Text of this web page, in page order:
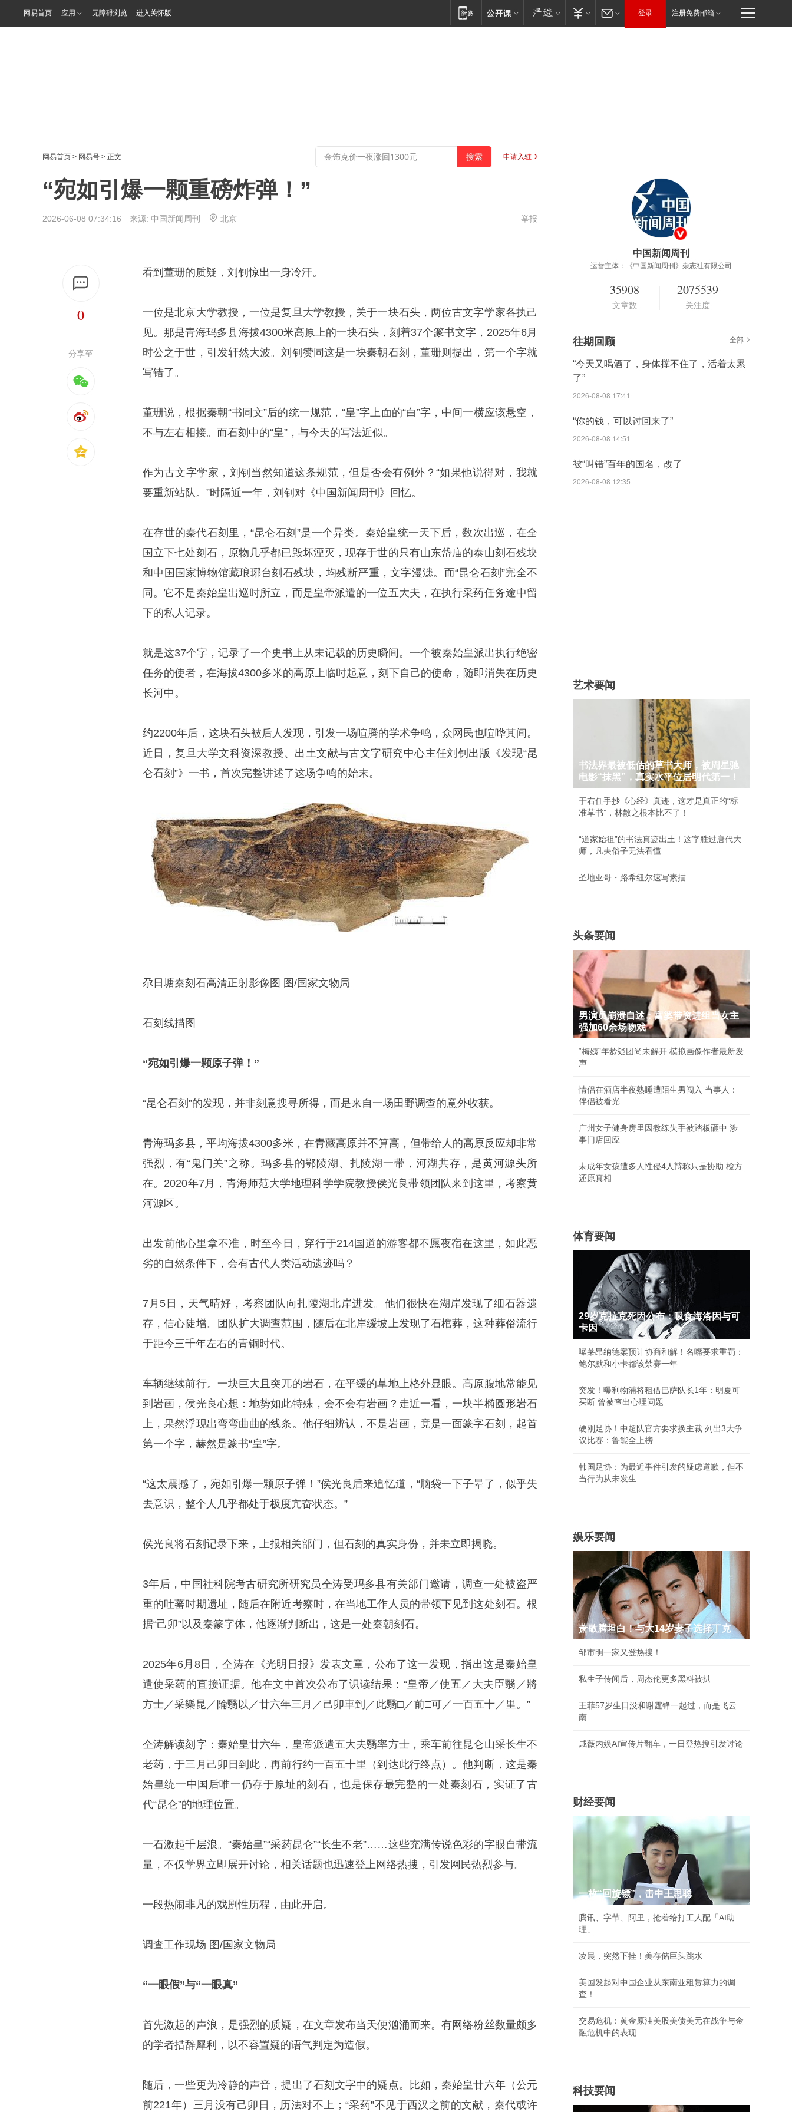
网易首页 应用 无障碍浏览 进入关怀版 登录 注册免费邮箱
网易首页 > 网易号 > 正文 申请入驻
“宛如引爆一颗重磅炸弹！”
2026-06-08 07:34:16 来源: 中国新闻周刊 北京 举报
0
分享至
看到董珊的质疑，刘钊惊出一身冷汗。
一位是北京大学教授，一位是复旦大学教授，关于一块石头，两位古文字学家各执己
见。那是青海玛多县海拔4300米高原上的一块石头，刻着37个篆书文字，2025年6月
时公之于世，引发轩然大波。刘钊赞同这是一块秦朝石刻，董珊则提出，第一个字就
写错了。
董珊说，根据秦朝“书同文”后的统一规范，“皇”字上面的“白”字，中间一横应该悬空，
不与左右相接。而石刻中的“皇”，与今天的写法近似。
作为古文字学家，刘钊当然知道这条规范，但是否会有例外？“如果他说得对，我就
要重新站队。”时隔近一年，刘钊对《中国新闻周刊》回忆。
在存世的秦代石刻里，“昆仑石刻”是一个异类。 秦始皇统一天下后，数次出巡，在全
国立下七处刻石，原物几乎都已毁坏湮灭，现存于世的只有山东岱庙的泰山刻石残块
和中国国家博物馆藏琅琊台刻石残块，均残断严重，文字漫漶。而“昆仑石刻”完全不
同。它不是秦始皇出巡时所立，而是皇帝派遣的一位五大夫，在执行采药任务途中留
下的私人记录。
就是这37个字，记录了一个史书上从未记载的历史瞬间。一个被秦始皇派出执行绝密
任务的使者，在海拔4300多米的高原上临时起意，刻下自己的使命，随即消失在历史
长河中。
约2200年后，这块石头被后人发现，引发一场喧腾的学术争鸣，众网民也喧哗其间。
近日，复旦大学文科资深教授、出土文献与古文字研究中心主任刘钊出版《发现“昆
仑石刻”》一书，首次完整讲述了这场争鸣的始末。
尕日塘秦刻石高清正射影像图 图/国家文物局
石刻线描图
“宛如引爆一颗原子弹！”
“昆仑石刻”的发现，并非刻意搜寻所得，而是来自一场田野调查的意外收获。
青海玛多县，平均海拔4300多米，在青藏高原并不算高，但带给人的高原反应却非常
强烈，有“鬼门关”之称。玛多县的鄂陵湖、扎陵湖一带，河湖共存，是黄河源头所
在。2020年7月，青海师范大学地理科学学院教授侯光良带领团队来到这里，考察黄
河源区。
出发前他心里拿不准，时至今日，穿行于214国道的游客都不愿夜宿在这里，如此恶
劣的自然条件下，会有古代人类活动遗迹吗？
7月5日，天气晴好，考察团队向扎陵湖北岸进发。他们很快在湖岸发现了细石器遗
存，信心陡增。团队扩大调查范围，随后在北岸缓坡上发现了石棺葬，这种葬俗流行
于距今三千年左右的青铜时代。
车辆继续前行。一块巨大且突兀的岩石，在平缓的草地上格外显眼。高原腹地常能见
到岩画，侯光良心想：地势如此特殊，会不会有岩画？走近一看，一块半椭圆形岩石
上，果然浮现出弯弯曲曲的线条。他仔细辨认，不是岩画，竟是一面篆字石刻，起首
第一个字，赫然是篆书“皇”字。
“这太震撼了，宛如引爆一颗原子弹！”侯光良后来追忆道，“脑袋一下子晕了，似乎失
去意识，整个人几乎都处于极度亢奋状态。”
侯光良将石刻记录下来，上报相关部门，但石刻的真实身份，并未立即揭晓。
3年后，中国社科院考古研究所研究员仝涛受玛多县有关部门邀请，调查一处被盗严
重的吐蕃时期遗址，随后在附近考察时，在当地工作人员的带领下见到这处刻石。根
据“己卯”以及秦篆字体，他逐渐判断出，这是一处秦朝刻石。
2025年6月8日，仝涛在《光明日报》发表文章，公布了这一发现，指出这是秦始皇
遣使采药的直接证据。他在文中首次公布了识读结果：“皇帝／使五／大夫臣翳／將
方士／采樂昆／陯翳以／廿六年三月／己卯車到／此翳□／前□可／一百五十／里。”
仝涛解读刻字：秦始皇廿六年，皇帝派遣五大夫翳率方士，乘车前往昆仑山采长生不
老药，于三月己卯日到此，再前行约一百五十里（到达此行终点）。他判断，这是秦
始皇统一中国后唯一仍存于原址的刻石，也是保存最完整的一处秦刻石，实证了古
代“昆仑”的地理位置。
一石激起千层浪。“秦始皇”“采药昆仑”“长生不老”……这些充满传说色彩的字眼自带流
量，不仅学界立即展开讨论，相关话题也迅速登上网络热搜，引发网民热烈参与。
一段热闹非凡的戏剧性历程，由此开启。
调查工作现场 图/国家文物局
“一眼假”与“一眼真”
首先激起的声浪，是强烈的质疑，在文章发布当天便汹涌而来。有网络粉丝数量颇多
的学者措辞犀利，以不容置疑的语气判定为造假。
随后，一些更为冷静的声音，提出了石刻文字中的疑点。比如，秦始皇廿六年（公元
前221年）三月没有己卯日，历法对不上；“采药”不见于西汉之前的文献，秦代或许
中国新闻周刊
运营主体：《中国新闻周刊》杂志社有限公司
35908
文章数
2075539
关注度
往期回顾 全部
“今天又喝酒了，身体撑不住了，活着太累
了”
2026-08-08 17:41
“你的钱，可以讨回来了”
2026-08-08 14:51
被“叫错”百年的国名，改了
2026-08-08 12:35
艺术要闻
书法界最被低估的草书大师，被周星驰
电影“抹黑”，真实水平位居明代第一！
于右任手抄《心经》真迹，这才是真正的“标
准草书”，林散之根本比不了！
“道家始祖”的书法真迹出土！这字胜过唐代大
师，凡夫俗子无法看懂
圣地亚哥・路希纽尔速写素描
头条要闻
男演员崩溃自述：富婆带资进组当女主
强加60余场吻戏
“梅姨”年龄疑团尚未解开 模拟画像作者最新发
声
情侣在酒店半夜熟睡遭陌生男闯入 当事人：
伴侣被看光
广州女子健身房里因教练失手被踏板砸中 涉
事门店回应
未成年女孩遭多人性侵4人辩称只是协助 检方
还原真相
体育要闻
29岁克拉克死因公布：吸食海洛因与可
卡因
曝莱昂纳德案预计协商和解！名嘴要求重罚：
鲍尔默和小卡都该禁赛一年
突发！曝利物浦将租借巴萨队长1年：明夏可
买断 曾被查出心理问题
硬刚足协！中超队官方要求换主裁 列出3大争
议比赛：鲁能全上榜
韩国足协：为最近事件引发的疑虑道歉，但不
当行为从未发生
娱乐要闻
萧敬腾坦白！与大14岁妻子选择丁克
邹市明一家又登热搜！
私生子传闻后，周杰伦更多黑料被扒
王菲57岁生日没和谢霆锋一起过，而是飞云
南
戚薇内娱AI宣传片翻车，一日登热搜引发讨论
财经要闻
一枚“回旋镖”，击中王思聪
腾讯、字节、阿里，抢着给打工人配「AI助
理」
凌晨，突然下挫！美存储巨头跳水
美国发起对中国企业从东南亚租赁算力的调
查！
交易危机：黄金原油美股美债美元在战争与金
融危机中的表现
科技要闻